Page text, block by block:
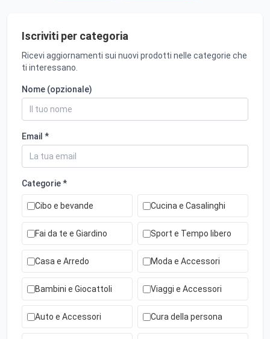
Iscriviti per categoria
Ricevi aggiornamenti sui nuovi prodotti nelle categorie che
ti interessano.
Nome (opzionale)
Email *
Categorie *
Cibo e bevande Cucina e Casalinghi
Fai da te e Giardino Sport e Tempo libero
Casa e Arredo Moda e Accessori
Bambini e Giocattoli Viaggi e Accessori
Auto e Accessori Cura della persona